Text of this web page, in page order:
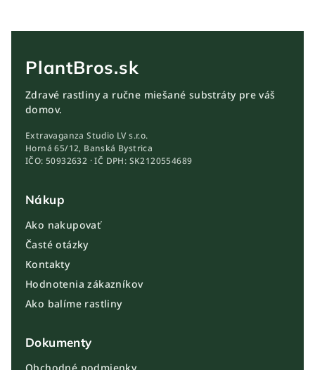
PlantBros.sk
Zdravé rastliny a ručne miešané substráty pre váš
domov.
Extravaganza Studio LV s.r.o.
Horná 65/12, Banská Bystrica
IČO: 50932632 · IČ DPH: SK2120554689
Nákup
Ako nakupovať
Časté otázky
Kontakty
Hodnotenia zákazníkov
Ako balíme rastliny
Dokumenty